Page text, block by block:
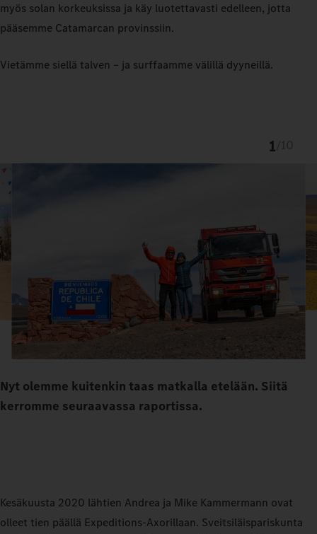
myös solan korkeuksissa ja käy luotettavasti edelleen, jotta
pääsemme Catamarcan provinssiin.
Vietämme siellä talven – ja surffaamme välillä dyyneillä.
1
Nyt olemme kuitenkin taas matkalla etelään. Siitä
kerromme seuraavassa raportissa.
Kesäkuusta 2020 lähtien Andrea ja Mike Kammermann ovat
olleet tien päällä Expeditions‑Axorillaan. Sveitsiläispariskunta